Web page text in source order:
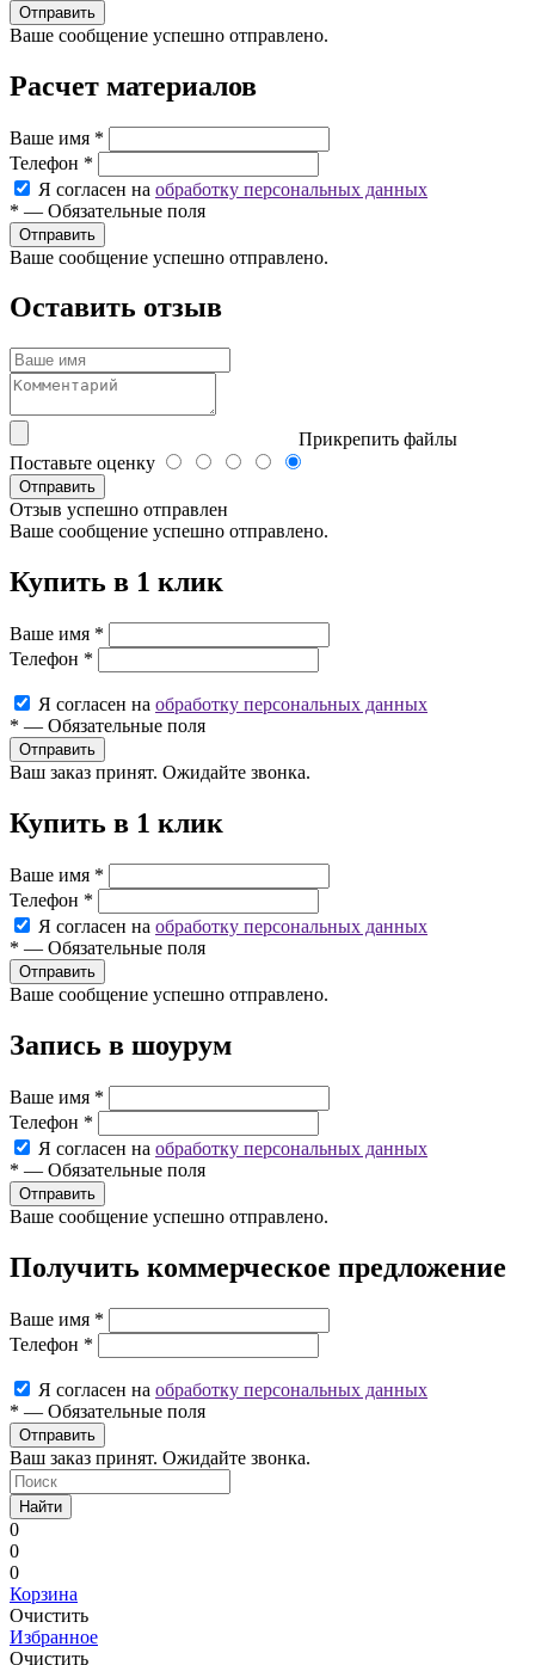
Ваше сообщение успешно отправлено.
Расчет материалов
Ваше имя *
Телефон *
Я согласен на обработку персональных данных
* — Обязательные поля
Ваше сообщение успешно отправлено.
Оставить отзыв
Прикрепить файлы
Поставьте оценку
Отправить
Отзыв успешно отправлен
Ваше сообщение успешно отправлено.
Купить в 1 клик
Ваше имя *
Телефон *
Я согласен на обработку персональных данных
* — Обязательные поля
Ваш заказ принят. Ожидайте звонка.
Купить в 1 клик
Ваше имя *
Телефон *
Я согласен на обработку персональных данных
* — Обязательные поля
Ваше сообщение успешно отправлено.
Запись в шоурум
Ваше имя *
Телефон *
Я согласен на обработку персональных данных
* — Обязательные поля
Ваше сообщение успешно отправлено.
Получить коммерческое предложение
Ваше имя *
Телефон *
Я согласен на обработку персональных данных
* — Обязательные поля
Ваш заказ принят. Ожидайте звонка.
Найти
0
0
0
Корзина
Очистить
Избранное
Очистить